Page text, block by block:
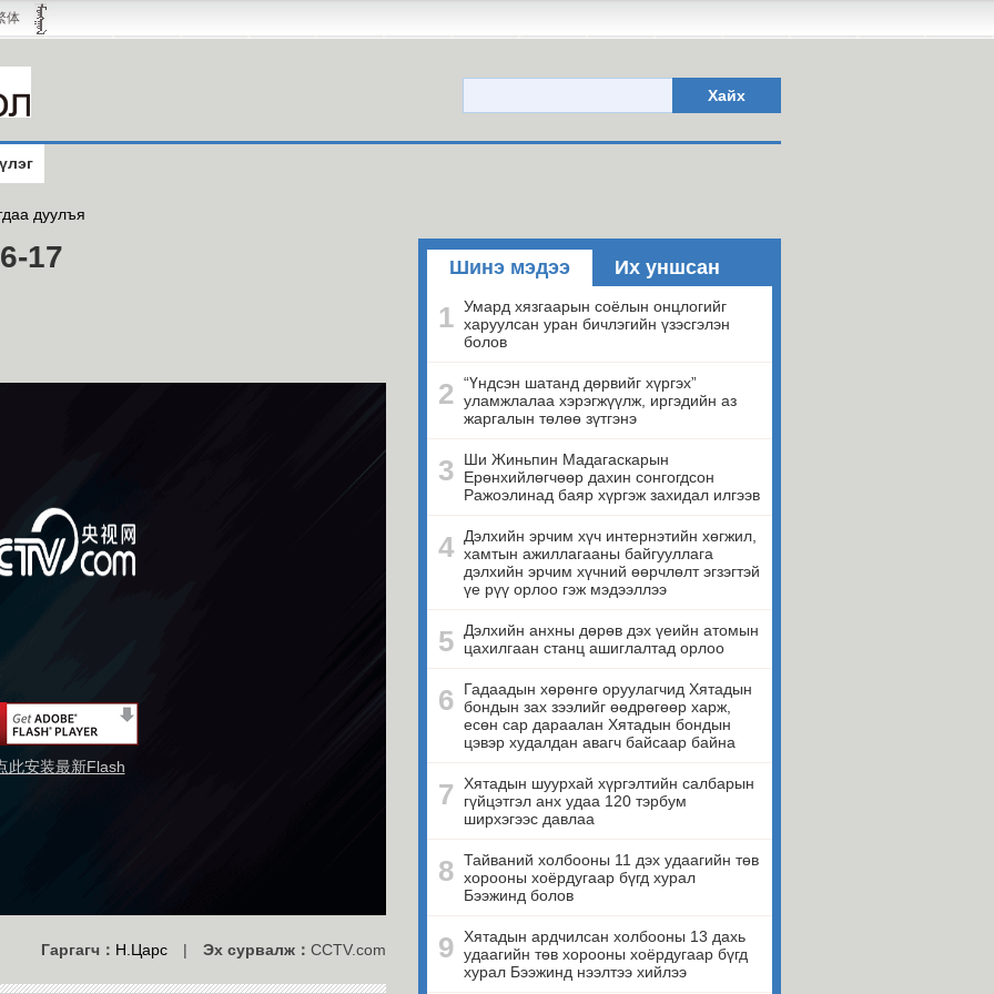
体
Хайх
дуулъя
17
此安装最新Flash
Гаргагч： Н.Царс | Эх сурвалж： CCTV.com
Шинэ мэдээ Их уншсан
1 Умард хязгаарын соёлын онцлогийг
харуулсан уран бичлэгийн үзэсгэлэн
болов
2 “Үндсэн шатанд дөрвийг хүргэх”
уламжлалаа хэрэгжүүлж, иргэдийн аз
жаргалын төлөө зүтгэнэ
3
Ши Жиньпин Мадагаскарын
Ерөнхийлөгчөөр дахин сонгогдсон
Ражоэлинад баяр хүргэж захидал илгээв
4
Дэлхийн эрчим хүч интернэтийн хөгжил,
хамтын ажиллагааны байгууллага
дэлхийн эрчим хүчний өөрчлөлт эгзэгтэй
үе рүү орлоо гэж мэдээллээ
5
Дэлхийн анхны дөрөв дэх үеийн атомын
цахилгаан станц ашиглалтад орлоо
6
Гадаадын хөрөнгө оруулагчид Хятадын
бондын зах зээлийг өөдрөгөөр харж,
есөн сар дараалан Хятадын бондын
цэвэр худалдан авагч байсаар байна
7
Хятадын шуурхай хүргэлтийн салбарын
гүйцэтгэл анх удаа 120 тэрбум
ширхэгээс давлаа
8 Тайваний холбооны 11 дэх удаагийн төв
хорооны хоёрдугаар бүгд хурал
Бээжинд болов
9 Хятадын ардчилсан холбооны 13 дахь
удаагийн төв хорооны хоёрдугаар бүгд
хурал Бээжинд нээлтээ хийлээ